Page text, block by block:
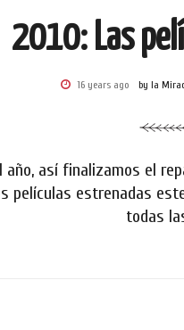
2010: Las
16 years ago by la
año, así finalizamos el
películas estrenadas
todas